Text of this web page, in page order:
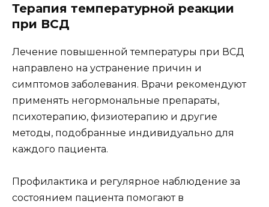
Терапия температурной реакции
при ВСД
Лечение повышенной температуры при ВСД
направлено на устранение причин и
симптомов заболевания. Врачи рекомендуют
применять негормональные препараты,
психотерапию, физиотерапию и другие
методы, подобранные индивидуально для
каждого пациента.
Профилактика и регулярное наблюдение за
состоянием пациента помогают в